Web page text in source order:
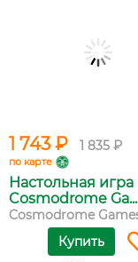
1 743 ₽ 1 835 ₽
по карте
Настольная игра
Cosmodrome Ga...
Cosmodrome
Купить